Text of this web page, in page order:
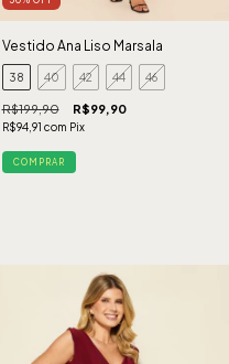
Vestido Ana Liso Marsala
38 40 42 44 46
R$199,90 R$99,90
R$94,91 com Pix
COMPRAR